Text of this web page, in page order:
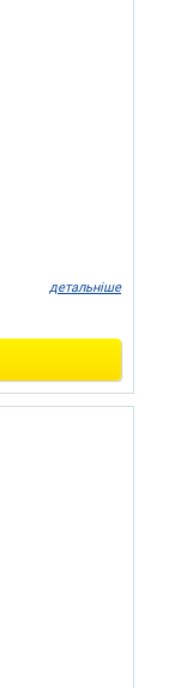
детальніше